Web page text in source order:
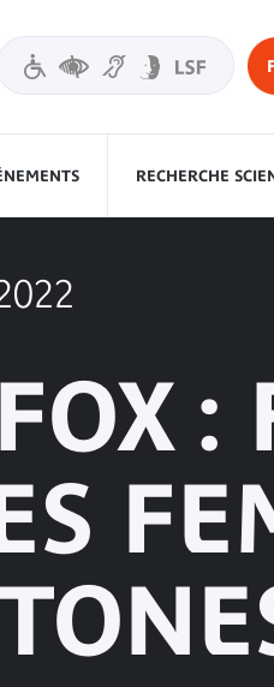
RECHERCHE
: